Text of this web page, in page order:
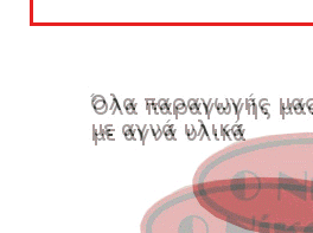
Πανιώνιος: O άξονας
KARA TALKS
«Kara Talks» LIVE:
August 06,
SLIDE